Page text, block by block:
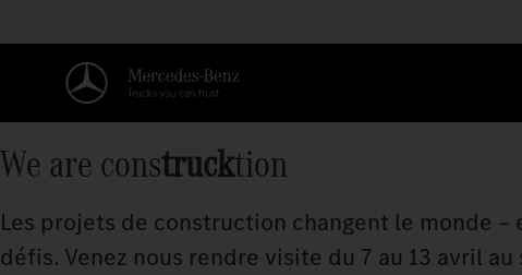
We are construcktion
Les projets de construction changent le monde
défis. Venez nous rendre visite du 7 au 13 avril